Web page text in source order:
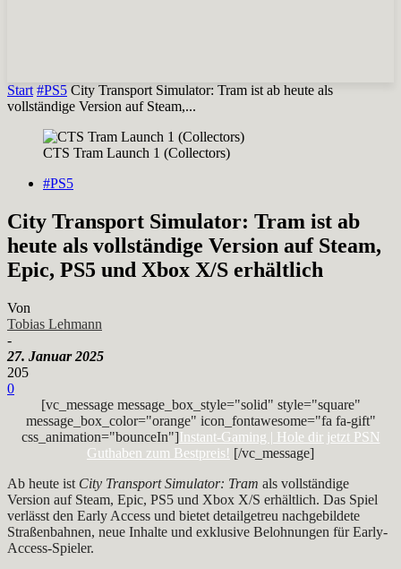
Start #PS5 City Transport Simulator: Tram ist ab heute als
vollständige Version auf Steam,...
CTS Tram Launch 1 (Collectors)
#PS5
City Transport Simulator: Tram ist ab
heute als vollständige Version auf Steam,
Epic, PS5 und Xbox X/S erhältlich
Von
Tobias Lehmann
-
27. Januar 2025
205
0
[vc_message message_box_style="solid" style="square"
message_box_color="orange" icon_fontawesome="fa fa-gift"
css_animation="bounceIn"]Instant-Gaming | Hole dir jetzt PSN
Guthaben zum Bestpreis! [/vc_message]
Ab heute ist City Transport Simulator: Tram als vollständige
Version auf Steam, Epic, PS5 und Xbox X/S erhältlich. Das Spiel
verlässt den Early Access und bietet detailgetreu nachgebildete
Straßenbahnen, neue Inhalte und exklusive Belohnungen für Early-
Access-Spieler.